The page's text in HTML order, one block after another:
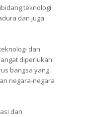
teknologi
dan juga
dan
diperlukan
bangsa yang
negara-negara
dan